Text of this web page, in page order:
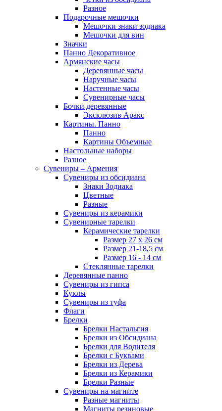
Разное
Подарочные мешочки
Мешочки знаки зодиака
Мешочки для вин
Значки
Панно Декоративное
Армянские часы
Деревянные часы
Наручные часы
Настенные часы
Сувенирные часы
Бочки деревянные
Эксклюзив Аракс
Картины. Панно
Панно
Картины Объемные
Настольные наборы
Разное
Сувениры – Армения
Сувениры из обсидиана
Знаки Зодиака
Цветные
Разные
Сувениры из керамики
Сувенирные тарелки
Керамические тарелки
Размер 27 х 26 см
Размер 21-18,5 см
Размер 16 - 14 см
Стеклянные тарелки
Деревянные панно
Сувениры из гипса
Куклы
Сувениры из туфа
Флаги
Брелки
Брелки Настальгия
Брелки из Обсидиана
Брелки для Водителя
Брелки с Буквами
Брелки из Дерева
Брелки из Керамики
Брелки Разные
Сувениры на магните
Разные магниты
Магниты резиновые